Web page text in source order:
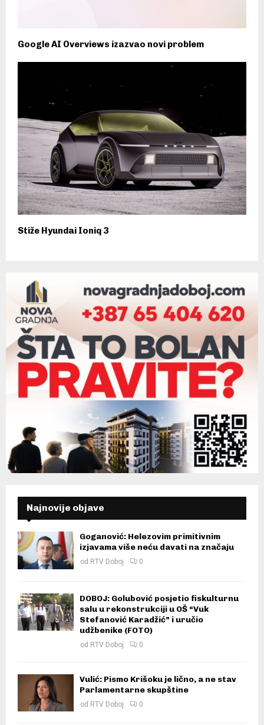
Google AI Overviews izazvao novi problem
Stiže Hyundai Ioniq 3
Najnovije objave
Goganović: Helezovim primitivnim
izjavama više neću davati na značaju
od RTV Doboj 0
DOBOJ: Golubović posjetio fiskulturnu
salu u rekonstrukciji u OŠ “Vuk
Stefanović Karadžić” i uručio
udžbenike (FOTO)
od RTV Doboj 0
Vulić: Pismo Krišoku je lično, a ne stav
Parlamentarne skupštine
od RTV Doboj 0